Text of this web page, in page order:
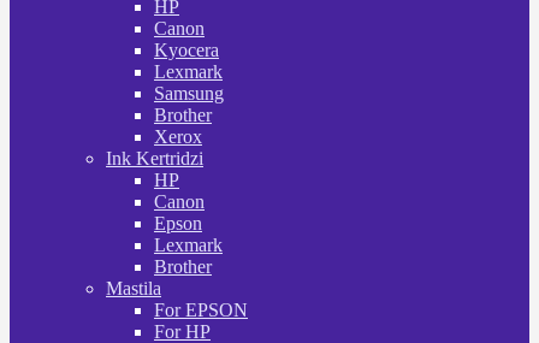
HP
Canon
Kyocera
Lexmark
Samsung
Brother
Xerox
Ink Kertridzi
HP
Canon
Epson
Lexmark
Brother
Mastila
For EPSON
For HP